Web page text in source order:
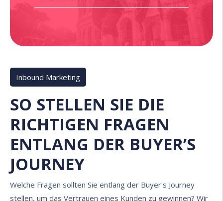
Inbound Marketing
SO STELLEN SIE DIE
RICHTIGEN FRAGEN
ENTLANG DER BUYER’S
JOURNEY
Welche Fragen sollten Sie entlang der Buyer's Journey
stellen, um das Vertrauen eines Kunden zu gewinnen? Wir